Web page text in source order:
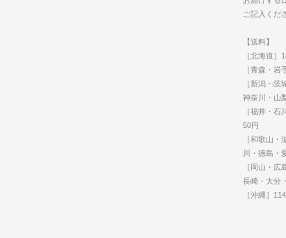
ご記入くだ
【送料】
［北海道］
［青森・岩
［新潟・茨
神奈川・山
［福井・
50円
［和歌山
川・徳島・
［岡山・広
長崎・大分
［沖縄］